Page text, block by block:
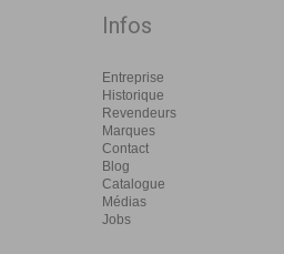
Infos
Entreprise
Historique
Revendeurs
Marques
Contact
Blog
Catalogue
Médias
Jobs